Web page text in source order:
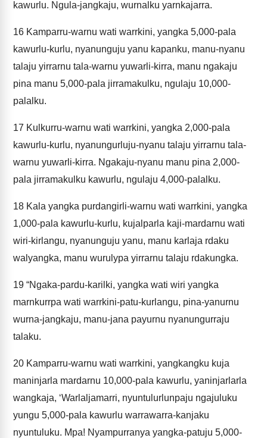
kawurlu. Ngula-jangkaju, wurnalku yarnkajarra.
16 Kamparru-warnu wati warrkini, yangka 5,000-pala
kawurlu-kurlu, nyanunguju yanu kapanku, manu-nyanu
talaju yirrarnu tala-warnu yuwarli-kirra, manu ngakaju
pina manu 5,000-pala jirramakulku, ngulaju 10,000-
palalku.
17 Kulkurru-warnu wati warrkini, yangka 2,000-pala
kawurlu-kurlu, nyanungurluju-nyanu talaju yirrarnu tala-
warnu yuwarli-kirra. Ngakaju-nyanu manu pina 2,000-
pala jirramakulku kawurlu, ngulaju 4,000-palalku.
18 Kala yangka purdangirli-warnu wati warrkini, yangka
1,000-pala kawurlu-kurlu, kujalparla kaji-mardarnu wati
wiri-kirlangu, nyanunguju yanu, manu karlaja rdaku
walyangka, manu wurulypa yirrarnu talaju rdakungka.
19 “Ngaka-pardu-karilki, yangka wati wiri yangka
marnkurrpa wati warrkini-patu-kurlangu, pina-yanurnu
wurna-jangkaju, manu-jana payurnu nyanungurraju
talaku.
20 Kamparru-warnu wati warrkini, yangkangku kuja
maninjarla mardarnu 10,000-pala kawurlu, yaninjarlarla
wangkaja, ‘Warlaljamarri, nyuntulurlunpaju ngajuluku
yungu 5,000-pala kawurlu warrawarra-kanjaku
nyuntuluku. Mpa! Nyampurranya yangka-patuju 5,000-